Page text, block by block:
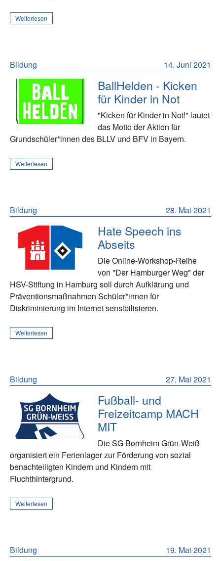
Weiterlesen
14. Juni 2021
Bildung
BallHelden - Kicken
für Kinder in Not
"Kicken für Kinder in Not!" lautet
das Motto der Aktion für
Grundschüler*innen des BLLV und BFV in Bayern.
Weiterlesen
28. Mai 2021
Bildung
Hate Speech ins
Abseits
Die Online-Workshop-Reihe
von "Der Hamburger Weg" der
HSV-Stiftung in Hamburg soll durch Aufklärung und
Präventionsmaßnahmen Schüler*innen für
Diskriminierung im Internet sensibilisieren.
Weiterlesen
27. Mai 2021
Bildung
Fußball- und
Freizeitcamp MACH
MIT
Die SG Bornheim Grün-Weiß
organisiert ein Ferienlager zur Förderung von sozial
benachteiligten Kindern und Kindern mit
Fluchthintergrund.
Weiterlesen
19. Mai 2021
Bildung